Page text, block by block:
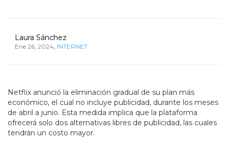
Laura Sánchez
Ene 26, 2024, INTERNET
Netflix anunció la eliminación gradual de su plan más
económico, el cual no incluye publicidad, durante los meses
de abril a junio. Esta medida implica que la plataforma
ofrecerá solo dos alternativas libres de publicidad, las cuales
tendrán un costo mayor.